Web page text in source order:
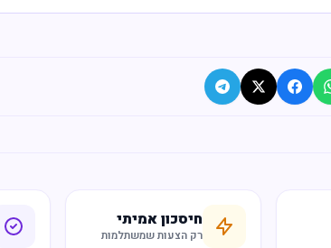
חיסכון אמיתי
רק הצעות שמשתלמות